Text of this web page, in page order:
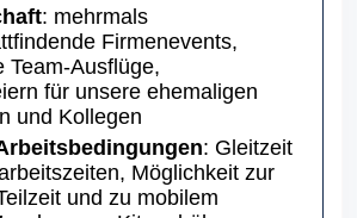
: mehrmals
Firmenevents,
Team-Ausflüge,
für unsere ehemaligen
und Kollegen
: Gleitzeit
Möglichkeit zur
und zu mobilem